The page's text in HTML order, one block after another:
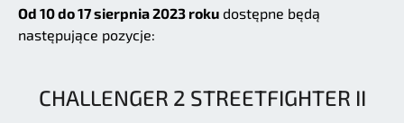
Od 10 do 17 sierpnia 2023 roku dostępne będą
następujące pozycje:
CHALLENGER 2 STREETFIGHTER II